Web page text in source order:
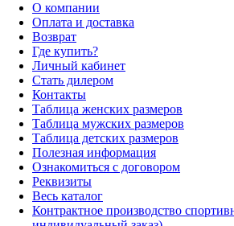
О компании
Оплата и доставка
Возврат
Где купить?
Личный кабинет
Стать дилером
Контакты
Таблица женских размеров
Таблица мужских размеров
Таблица детских размеров
Полезная информация
Ознакомиться с договором
Реквизиты
Весь каталог
Контрактное производство